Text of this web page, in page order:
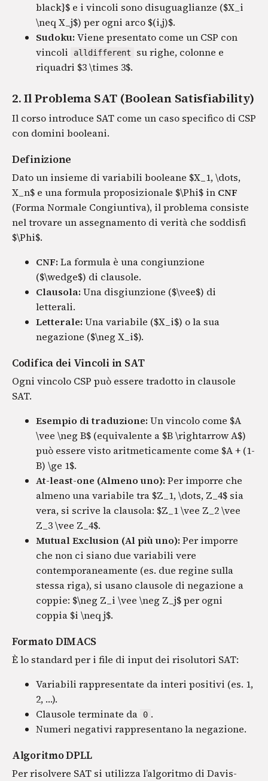
black}$ e i vincoli sono disuguaglianze ($X_i
\neq X_j$) per ogni arco $(i,j)$.
Sudoku: Viene presentato come un CSP con
vincoli
alldifferent
su righe, colonne e
riquadri $3 \times 3$.
2. Il Problema SAT (Boolean Satisfiability)
Il corso introduce SAT come un caso specifico di CSP
con domini booleani.
Definizione
Dato un insieme di variabili booleane $X_1, \dots,
X_n$ e una formula proposizionale $\Phi$ in CNF
(Forma Normale Congiuntiva), il problema consiste
nel trovare un assegnamento di verità che soddisfi
$\Phi$.
CNF: La formula è una congiunzione
($\wedge$) di clausole.
Clausola: Una disgiunzione ($\vee$) di
letterali.
Letterale: Una variabile ($X_i$) o la sua
negazione ($\neg X_i$).
Codifica dei Vincoli in SAT
Ogni vincolo CSP può essere tradotto in clausole
SAT.
Esempio di traduzione: Un vincolo come $A
\vee \neg B$ (equivalente a $B \rightarrow A$)
può essere visto aritmeticamente come $A + (1-
B) \ge 1$.
At-least-one (Almeno uno): Per imporre che
almeno una variabile tra $Z_1, \dots, Z_4$ sia
vera, si scrive la clausola: $Z_1 \vee Z_2 \vee
Z_3 \vee Z_4$.
Mutual Exclusion (Al più uno): Per imporre
che non ci siano due variabili vere
contemporaneamente (es. due regine sulla
stessa riga), si usano clausole di negazione a
coppie: $\neg Z_i \vee \neg Z_j$ per ogni
coppia $i \neq j$.
Formato DIMACS
È lo standard per i file di input dei risolutori SAT:
Variabili rappresentate da interi positivi (es. 1,
2, …).
Clausole terminate da
0 .
Numeri negativi rappresentano la negazione.
Algoritmo DPLL
Per risolvere SAT si utilizza l’algoritmo di Davis-